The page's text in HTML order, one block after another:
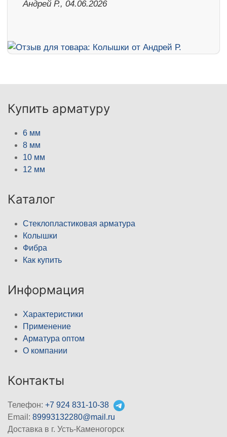
Андрей Р., 04.06.2026
Купить арматуру
6 мм
8 мм
10 мм
12 мм
Каталог
Стеклопластиковая арматура
Колышки
Фибра
Как купить
Информация
Характеристики
Применение
Арматура оптом
О компании
Контакты
Телефон: +7 924 831-10-38
Email: 89993132280@mail.ru
Доставка в г. Усть-Каменогорск